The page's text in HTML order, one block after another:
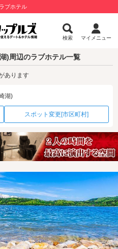
ブホテル
検索 マイメニュー
)周辺のラブホテル一覧
あります
湖)
スポット変更[市区町村]